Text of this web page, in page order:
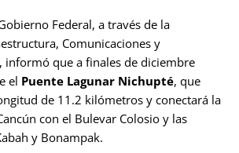
Federal, a través de la
Comunicaciones y
informó que a finales de diciembre
el Puente Lagunar Nichupté, que
de 11.2 kilómetros y conectará la
con el Bulevar Colosio y las
y Bonampak.